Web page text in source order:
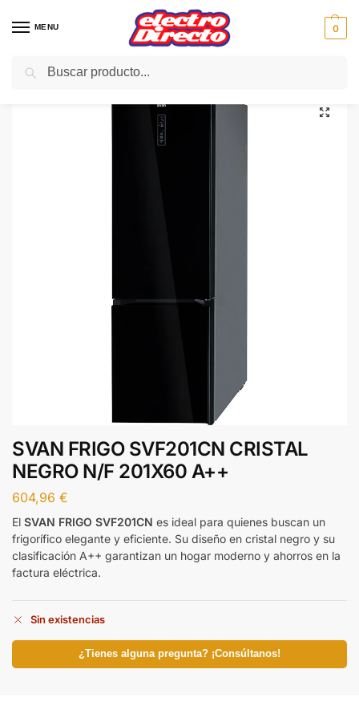
MENU 0
Inicio Gama blanca Frigorificos
SVAN FRIGO SVF201CN CRISTAL
NEGRO N/F 201X60 A++
604,96 €
El SVAN FRIGO SVF201CN es ideal para quienes buscan un
frigorífico elegante y eficiente. Su diseño en cristal negro y su
clasificación A++ garantizan un hogar moderno y ahorros en la
factura eléctrica.
Sin existencias
¿Tienes alguna pregunta? ¡Consúltanos!